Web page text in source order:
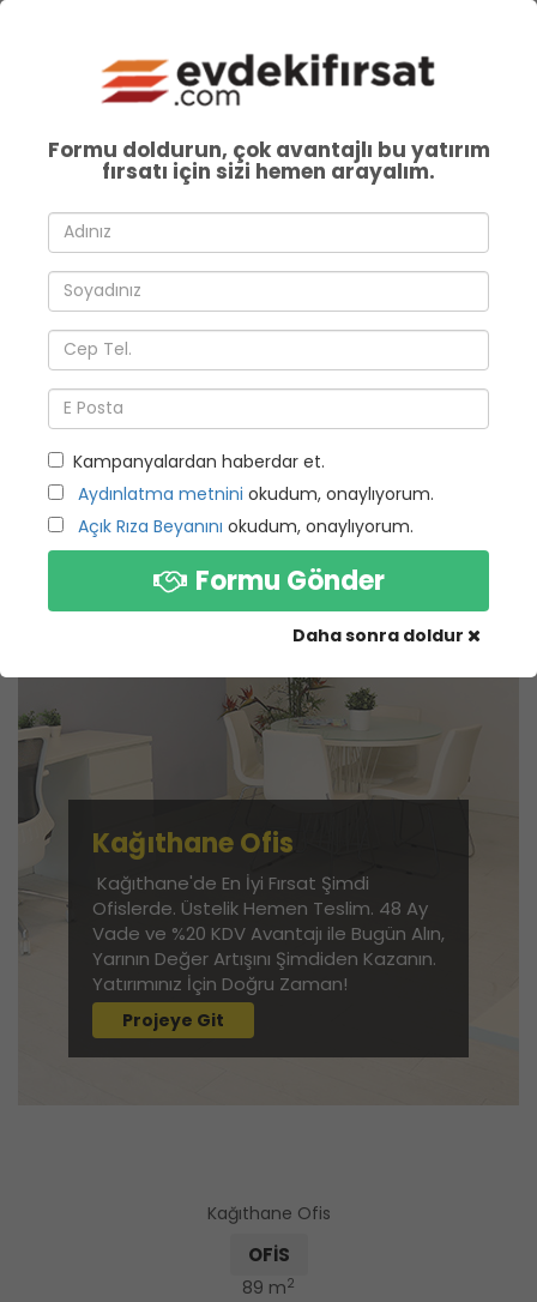
Formu doldurun, çok avantajlı bu yatırım
fırsatı için sizi hemen arayalım.
Kampanyalardan haberdar et.
Aydınlatma metnini okudum, onaylıyorum.
Açık Rıza Beyanını okudum, onaylıyorum.
Formu Gönder
Daha sonra doldur
Kağıthane Ofis
Kağıthane'de En İyi Fırsat Şimdi
Ofislerde. Üstelik Hemen Teslim. 48 Ay
Vade ve %20 KDV Avantajı ile Bugün Alın,
Yarının Değer Artışını Şimdiden Kazanın.
Yatırımınız İçin Doğru Zaman!
Projeye Git
Kağıthane Ofis
OFİS
89 m2